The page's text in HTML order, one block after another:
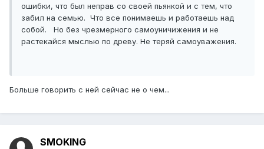
ошибки, что был неправ со своей пьянкой и с тем, что
забил на семью. Что все понимаешь и работаешь над
собой. Но без чрезмерного самоуничижения и не
растекайся мыслью по древу. Не теряй самоуважения.
Больше говорить с ней сейчас не о чем...
SMOKING